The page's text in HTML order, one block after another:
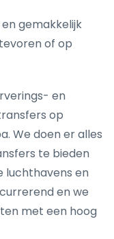
gemakkelijk
of op
en
op
We doen er alles
te bieden
luchthavens en
en we
met een hoog